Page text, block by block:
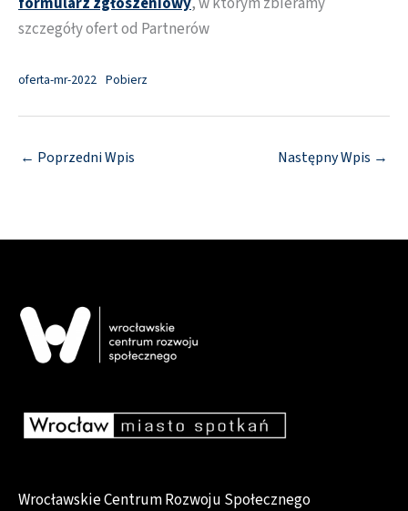
szczegóły ofert od Partnerów
oferta-mr-2022 Pobierz
← Poprzedni Wpis Następny Wpis →
Wrocławskie Centrum Rozwoju Społecznego